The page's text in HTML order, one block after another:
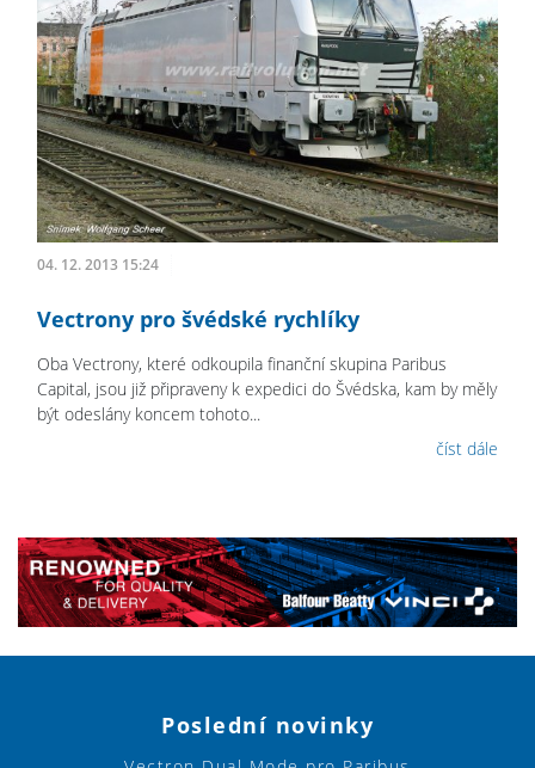
04. 12. 2013 15:24
Vectrony pro švédské rychlíky
Oba Vectrony, které odkoupila finanční skupina Paribus
Capital, jsou již připraveny k expedici do Švédska, kam by měly
být odeslány koncem tohoto...
číst dále
Poslední novinky